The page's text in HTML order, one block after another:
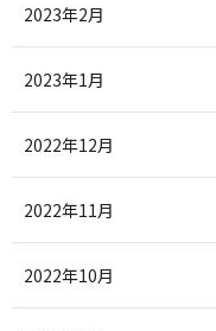
2023年2月
2023年1月
2022年12月
2022年11月
2022年10月